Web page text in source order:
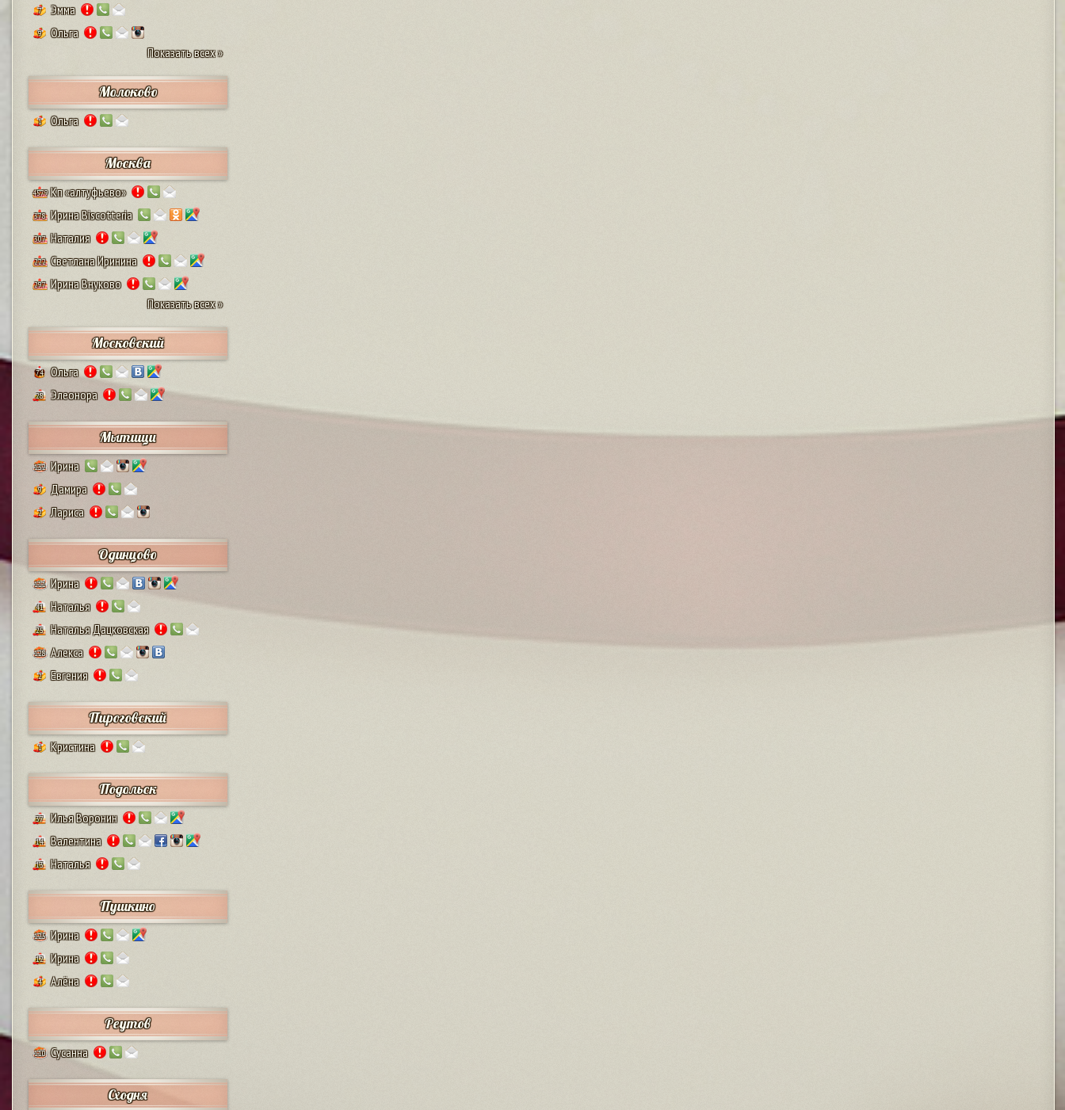
7 Эмма
9
Ольга
Показать всех »
Молоково
1 Ольга
Москва
4579 Кп «алтуфьево»
378 Ирина Biscotteria
307 Наталия
222 Светлана Иринина
297 Ирина Внуково
Показать всех »
Московский
74 Ольга
28 Элеонора
Мытищи
132 Ирина
9 Дамира
2 Лариса
Одинцово
111 Ирина
41 Наталья
25 Наталья Дацковская
128 Алекса
2 Евгения
Пироговский
1 Кристина
Подольск
37 Илья Воронин
14 Валентина
13 Наталья
Пушкино
125 Ирина
12 Ирина
4 Алёна
Реутов
110 Сусанна
Сходня